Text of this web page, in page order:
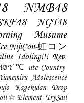
NMB48
NGT48
Musume
NijiCon-虹コン
Idoling!!! Rev.
℃-ute Country
Adolescence
Kagekidan
Drop
TrySail